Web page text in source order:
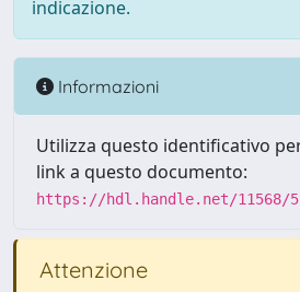
indicazione.
Informazioni
Utilizza questo identificativo
link a questo documento:
https://hdl.handle.net/11568/
Attenzione